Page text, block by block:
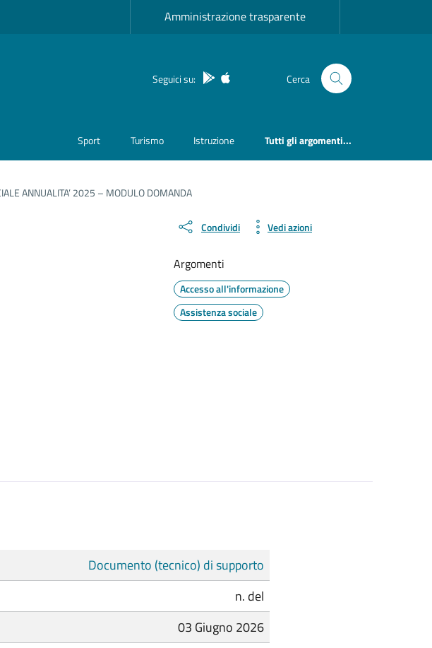
Amministrazione trasparente
Seguici su: App Android
App IOS Cerca
Sport Turismo Istruzione Tutti gli argomenti...
ANNUALITA’ 2025 – MODULO DOMANDA
Condividi Vedi azioni
Argomenti
Accesso all'informazione
Assistenza sociale
Documento (tecnico) di supporto
n. del
03 Giugno 2026